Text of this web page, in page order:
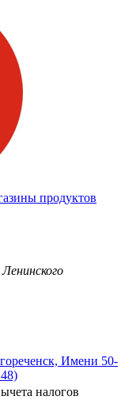
продуктов
Имени 50-
налогов